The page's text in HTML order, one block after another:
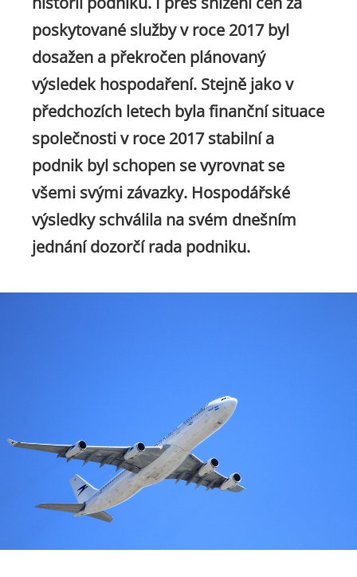
poskytované služby v roce 2017 byl
dosažen a překročen plánovaný
výsledek hospodaření. Stejně jako v
předchozích letech byla finanční situace
společnosti v roce 2017 stabilní a
podnik byl schopen se vyrovnat se
všemi svými závazky. Hospodářské
výsledky schválila na svém dnešním
jednání dozorčí rada podniku.